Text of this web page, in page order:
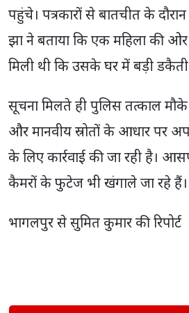
पहुंचे। पत्रकारों से बातचीत के
झा ने बताया कि एक महिला की
मिली थी कि उसके घर में बड़ी डकैती
सूचना मिलते ही पुलिस तत्काल
और मानवीय स्रोतों के आधार पर
के लिए कार्रवाई की जा रही है।
कैमरों के फुटेज भी खंगाले जा रहे हैं।
भागलपुर से सुमित कुमार की रिपोर्ट